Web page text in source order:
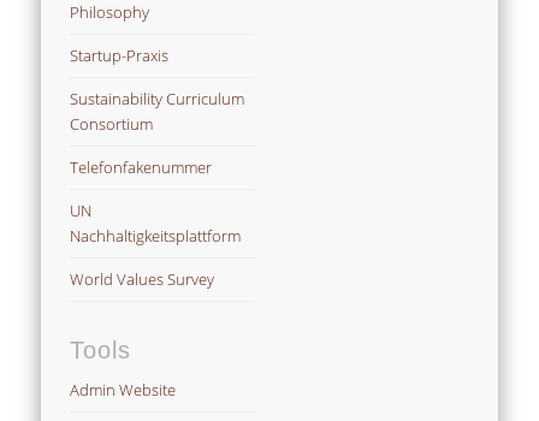
Philosophy
Startup-Praxis
Sustainability Curriculum
Consortium
Telefonfakenummer
UN
Nachhaltigkeitsplattform
World Values Survey
Tools
Admin Website